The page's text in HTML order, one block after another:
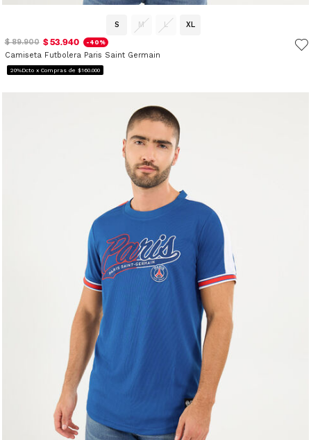
S M L XL
$ 89.900 $ 53.940 -40%
Camiseta Futbolera Paris Saint Germain
20%Dcto x Compras de $160.000